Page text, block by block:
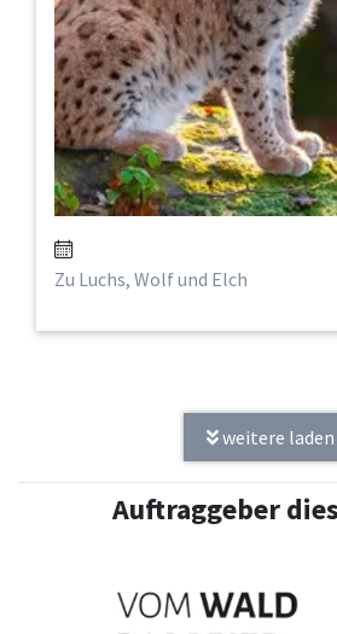
Zu Luchs, Wolf und Elch
weitere laden
Auftraggeber